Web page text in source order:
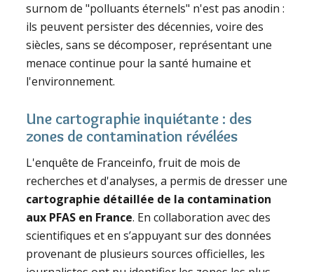
surnom de "polluants éternels" n'est pas anodin :
ils peuvent persister des décennies, voire des
siècles, sans se décomposer, représentant une
menace continue pour la santé humaine et
l'environnement.
Une cartographie inquiétante : des
zones de contamination révélées
L'enquête de Franceinfo, fruit de mois de
recherches et d'analyses, a permis de dresser une
cartographie détaillée de la contamination
aux PFAS en France. En collaboration avec des
scientifiques et en s’appuyant sur des données
provenant de plusieurs sources officielles, les